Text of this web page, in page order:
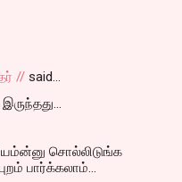
// said…
சொல்லிடுங்க
பார்க்கலாம்...